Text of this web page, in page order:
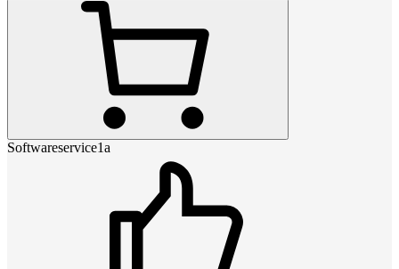
Softwareservice1a